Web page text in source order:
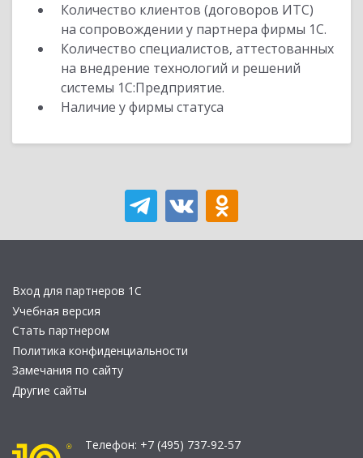
Количество клиентов (договоров ИТС)
на сопровождении у партнера фирмы 1С.
Количество специалистов, аттестованных
на внедрение технологий и решений
системы 1С:Предприятие.
Наличие у фирмы статуса
Вход для партнеров 1С
Учебная версия
Стать партнером
Политика конфиденциальности
Замечания по сайту
Другие сайты
Телефон: +7 (495) 737-92-57